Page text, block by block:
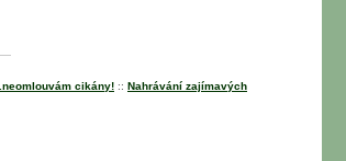
..neomlouvám cikány! :: Nahrávání zajímavých